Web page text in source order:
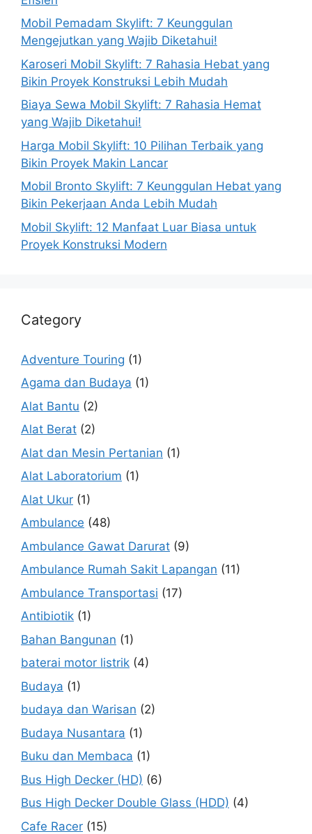
Mobil Pemadam Skylift: 7 Keunggulan
Mengejutkan yang Wajib Diketahui!
Karoseri Mobil Skylift: 7 Rahasia Hebat yang
Bikin Proyek Konstruksi Lebih Mudah
Biaya Sewa Mobil Skylift: 7 Rahasia Hemat
yang Wajib Diketahui!
Harga Mobil Skylift: 10 Pilihan Terbaik yang
Bikin Proyek Makin Lancar
Mobil Bronto Skylift: 7 Keunggulan Hebat yang
Bikin Pekerjaan Anda Lebih Mudah
Mobil Skylift: 12 Manfaat Luar Biasa untuk
Proyek Konstruksi Modern
Category
Adventure Touring (1)
Agama dan Budaya (1)
Alat Bantu (2)
Alat Berat (2)
Alat dan Mesin Pertanian (1)
Alat Laboratorium (1)
Alat Ukur (1)
Ambulance (48)
Ambulance Gawat Darurat (9)
Ambulance Rumah Sakit Lapangan (11)
Ambulance Transportasi (17)
Antibiotik (1)
Bahan Bangunan (1)
baterai motor listrik (4)
Budaya (1)
budaya dan Warisan (2)
Budaya Nusantara (1)
Buku dan Membaca (1)
Bus High Decker (HD) (6)
Bus High Decker Double Glass (HDD) (4)
Cafe Racer (15)